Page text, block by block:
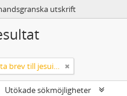
utskrift
Drottning Kristinas första brev till jesuitgeneralen 1651
Utökade sökmöjligheter